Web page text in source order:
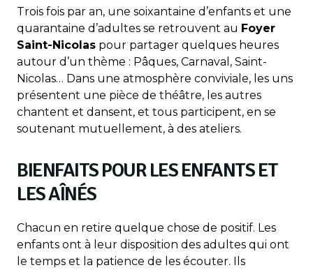
Trois fois par an, une soixantaine d’enfants et une
quarantaine d’adultes se retrouvent au Foyer
Saint-Nicolas pour partager quelques heures
autour d’un thème : Pâques, Carnaval, Saint-
Nicolas… Dans une atmosphère conviviale, les uns
présentent une pièce de théâtre, les autres
chantent et dansent, et tous participent, en se
soutenant mutuellement, à des ateliers.
BIENFAITS POUR LES ENFANTS ET
LES AÎNÉS
Chacun en retire quelque chose de positif. Les
enfants ont à leur disposition des adultes qui ont
le temps et la patience de les écouter. Ils